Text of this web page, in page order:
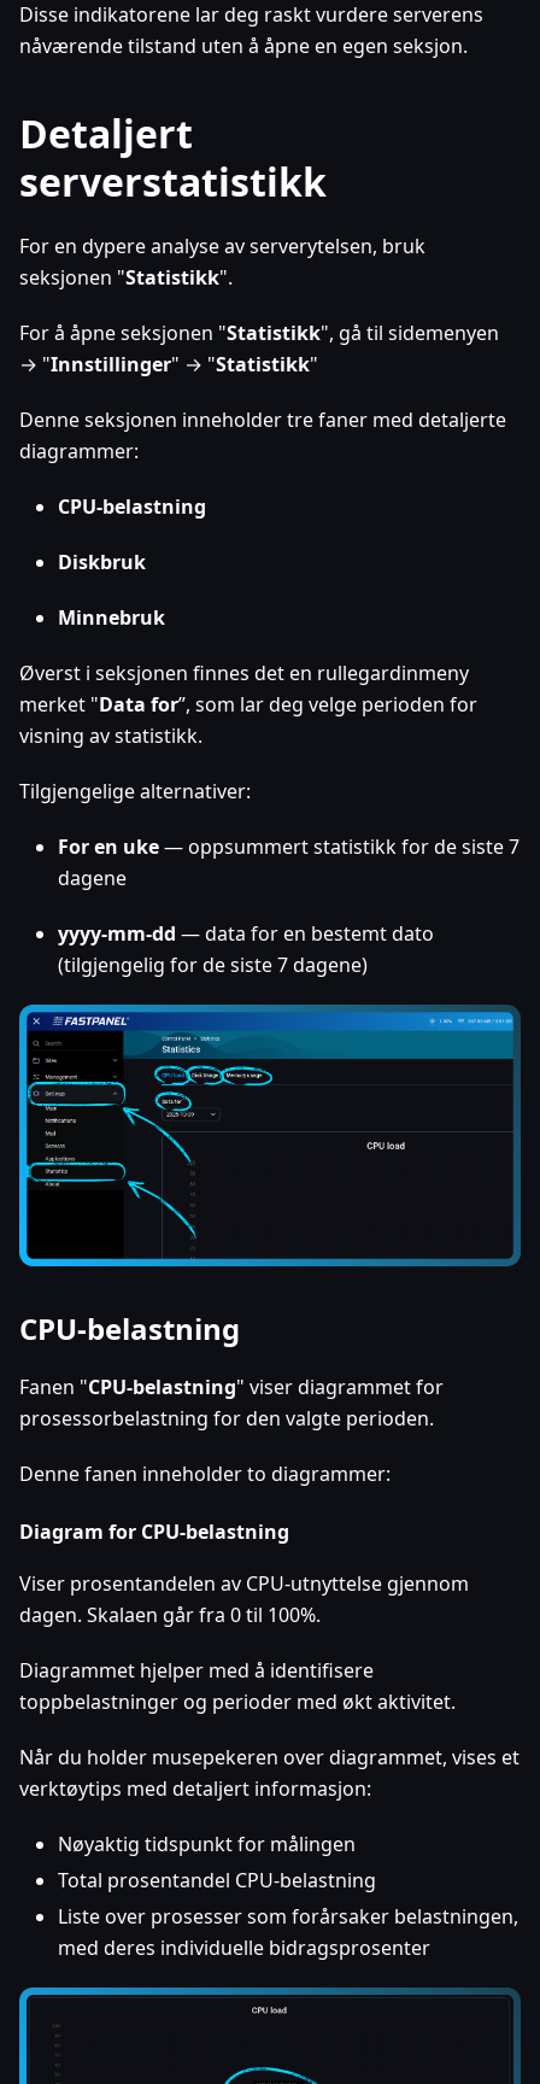
Disse indikatorene lar deg raskt vurdere serverens
nåværende tilstand uten å åpne en egen seksjon.
Detaljert
serverstatistikk
For en dypere analyse av serverytelsen, bruk
seksjonen "Statistikk".
For å åpne seksjonen "Statistikk", gå til sidemenyen
→ "Innstillinger" → "Statistikk"
Denne seksjonen inneholder tre faner med detaljerte
diagrammer:
CPU-belastning
Diskbruk
Minnebruk
Øverst i seksjonen finnes det en rullegardinmeny
merket "Data for”, som lar deg velge perioden for
visning av statistikk.
Tilgjengelige alternativer:
For en uke— oppsummert statistikk for de siste 7
dagene
yyyy-mm-dd — data for en bestemt dato
(tilgjengelig for de siste 7 dagene)
CPU-belastning
Fanen "CPU-belastning" viser diagrammet for
prosessorbelastning for den valgte perioden.
Denne fanen inneholder to diagrammer:
Diagram for CPU-belastning
Viser prosentandelen av CPU-utnyttelse gjennom
dagen. Skalaen går fra 0 til 100%.
Diagrammet hjelper med å identifisere
toppbelastninger og perioder med økt aktivitet.
Når du holder musepekeren over diagrammet, vises et
verktøytips med detaljert informasjon:
Nøyaktig tidspunkt for målingen
Total prosentandel CPU-belastning
Liste over prosesser som forårsaker belastningen,
med deres individuelle bidragsprosenter